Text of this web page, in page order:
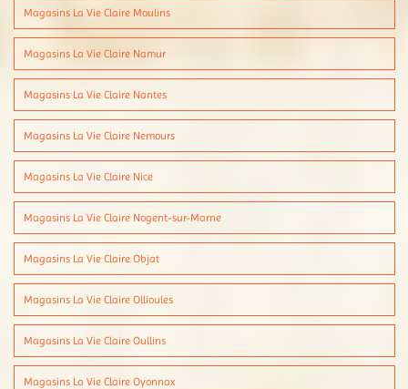
Magasins La Vie Claire Moulins
Magasins La Vie Claire Namur
Magasins La Vie Claire Nantes
Magasins La Vie Claire Nemours
Magasins La Vie Claire Nice
Magasins La Vie Claire Nogent-sur-Marne
Magasins La Vie Claire Objat
Magasins La Vie Claire Ollioules
Magasins La Vie Claire Oullins
Magasins La Vie Claire Oyonnax